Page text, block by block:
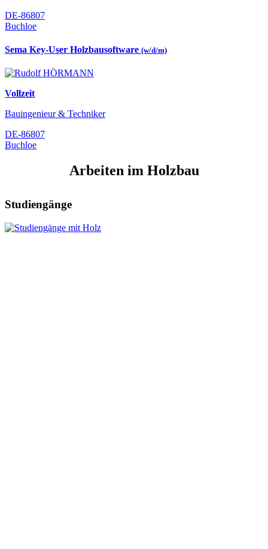
DE-86807
Buchloe
Sema Key-User Holzbausoftware (w/d/m)
Vollzeit
Bauingenieur & Techniker
DE-86807
Buchloe
Arbeiten im Holzbau
Studiengänge